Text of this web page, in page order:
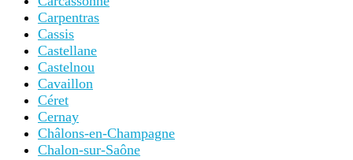
Carpentras
Cassis
Castellane
Castelnou
Cavaillon
Céret
Cernay
Châlons-en-Champagne
Chalon-sur-Saône